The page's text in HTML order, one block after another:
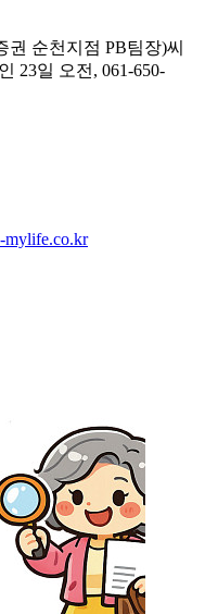
순천지점 PB팀장)씨
23일 오전, 061-650-
mylife.co.kr